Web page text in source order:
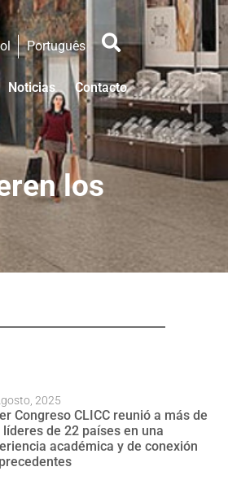
Português
Noticias Contacto
los
Congreso CLICC reunió a más de
líderes de 22 países en una
académica y de conexión
2025